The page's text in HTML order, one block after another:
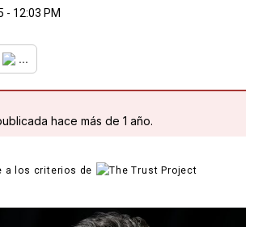
- 12:03 PM
...
hace más de 1 año.
a los criterios de